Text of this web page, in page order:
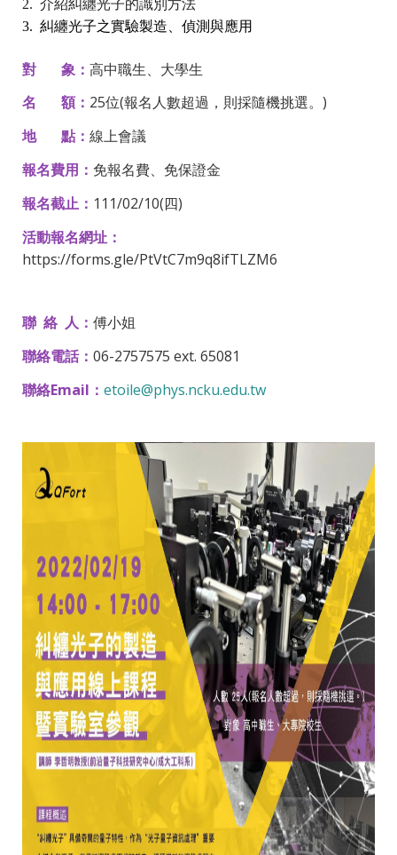
2. 介紹糾纏光子的識別方法
3. 糾纏光子之實驗製造、偵測與應用
對 象： 高中職生、大學生
名 額： 25位(報名人數超過，則採隨機挑選。)
地 點： 線上會議
報名費用： 免報名費、免保證金
報名截止： 111/02/10(四)
活動報名網址：
https://forms.gle/PtVtC7m9q8ifTLZM6
聯 絡 人： 傅小姐
聯絡電話： 06-2757575 ext. 65081
聯絡Email： etoile@phys.ncku.edu.tw